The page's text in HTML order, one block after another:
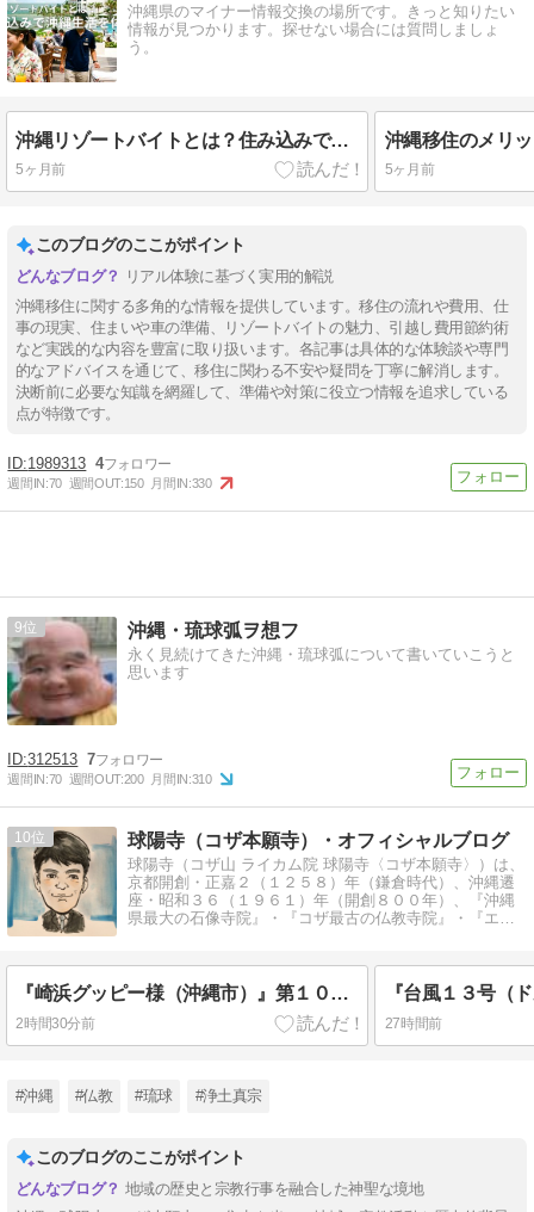
沖縄県のマイナー情報交換の場所です。きっと知りたい
情報が見つかります。探せない場合には質問しましょ
う。
沖縄リゾートバイトとは？住み込みで沖縄生活を試す方法｜メリット・デメリット・求人の探し方
5ヶ月前 5ヶ月前
このブログのここがポイント
リアル体験に基づく実用的解説
沖縄移住に関する多角的な情報を提供しています。移住の流れや費用、仕
事の現実、住まいや車の準備、リゾートバイトの魅力、引越し費用節約術
など実践的な内容を豊富に取り扱います。各記事は具体的な体験談や専門
的なアドバイスを通じて、移住に関わる不安や疑問を丁寧に解消します。
決断前に必要な知識を網羅して、準備や対策に役立つ情報を追求している
点が特徴です。
1989313 4
週間IN:70 週間OUT:150 月間IN:330
9 沖縄・琉球弧ヲ想フ
永く見続けてきた沖縄・琉球弧について書いていこうと
思います
312513 7
週間IN:70 週間OUT:200 月間IN:310
10 球陽寺（コザ本願寺）・オフィシャルブログ
球陽寺（コザ山 ライカム院 球陽寺〈コザ本願寺〉）は、
京都開創・正嘉２（１２５８）年（鎌倉時代）、沖縄遷
座・昭和３６（１９６１）年（開創８００年）、『沖縄
県最大の石像寺院』・『コザ最古の仏教寺院』・『エイ
『崎浜グッピー様（沖縄市）』第１０，４８１回：球陽寺（コザ本願寺）・歳時記
2時間30分前 27時間前
#沖縄 #仏教 #琉球 #浄土真宗
このブログのここがポイント
地域の歴史と宗教行事を融合した神聖な境地